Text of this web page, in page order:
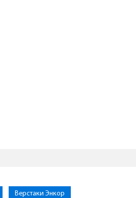
Верстаки Энкор